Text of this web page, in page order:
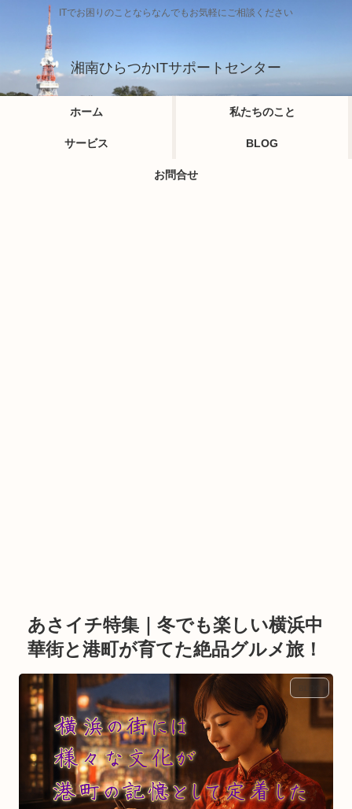
ITでお困りのことならなんでもお気軽にご相談ください
湘南ひらつかITサポートセンター
ホーム 私たちのこと
サービス BLOG
お問合せ
あさイチ特集｜冬でも楽しい横浜中
華街と港町が育てた絶品グルメ旅！